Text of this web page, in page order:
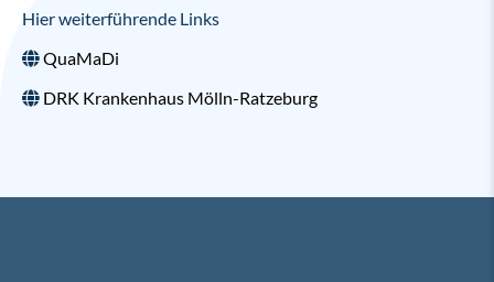
Hier weiterführende Links
QuaMaDi
DRK Krankenhaus Mölln-Ratzeburg